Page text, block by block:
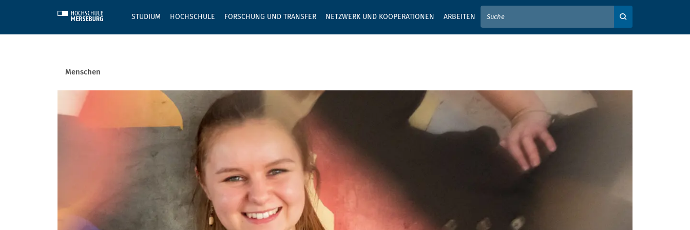
STUDIUM HOCHSCHULE FORSCHUNG UND TRANSFER NETZWERK UND KOOPERATIONEN ARBEITEN
GEBEN SIE HIER IHREN SUCHBEGRIFF EIN
Menschen
Menschen